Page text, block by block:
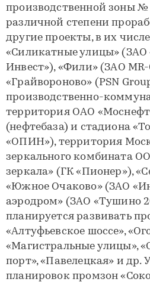
производственной зоны №
различной степени
другие проекты, в их
«Силикатные улицы» (ЗАО
Инвест»), «Фили» (ЗАО
«Грайвороново» (PSN
производственно-
территория ОАО
(нефтебаза) и стадиона
«ОПИН»), территория
зеркального комбината
зеркала» (ГК «Пионер»),
«Южное Очаково» (ЗАО
аэродром» (ЗАО «Тушино
планируется развивать
«Алтуфьевское шоссе»,
«Магистральные улицы»,
порт», «Павелецкая» и
планировок промзон